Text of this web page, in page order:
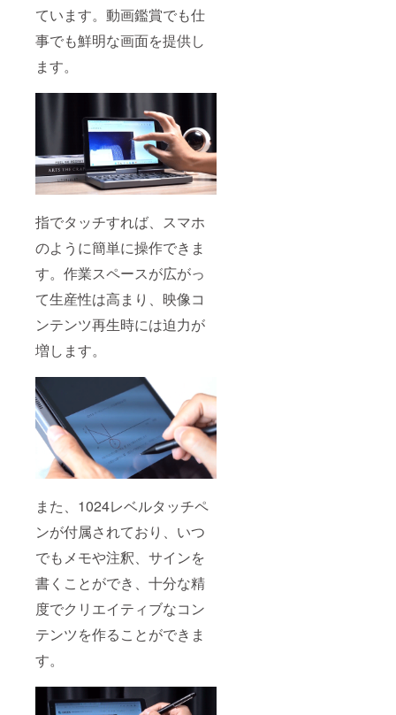
ています。動画鑑賞でも仕
事でも鮮明な画面を提供し
ます。
指でタッチすれば、スマホ
のように簡単に操作できま
す。作業スペースが広がっ
て生産性は高まり、映像コ
ンテンツ再生時には迫力が
増します。
また、1024レベルタッチペ
ンが付属されており、いつ
でもメモや注釈、サインを
書くことができ、十分な精
度でクリエイティブなコン
テンツを作ることができま
す。